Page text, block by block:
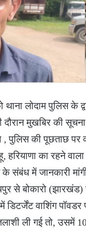
लोदाम पुलिस के
दौरान मुखबिर की
पुलिस की पूछताछ पर
हरियाणा का रहने
संबंध में जानकारी
से बोकारो
वाशिंग पॉवडर
ली गई तो, उसमें